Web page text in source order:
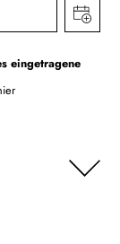
eingetragene